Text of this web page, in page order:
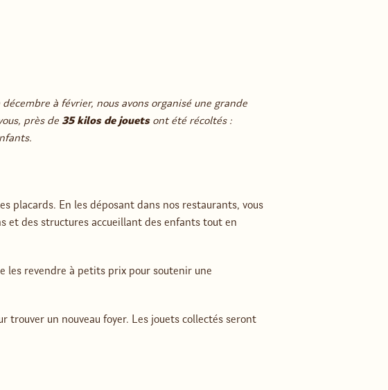
à février, nous avons organisé une grande
près de 35 kilos de jouetsont été récoltés :
placards. En les déposant dans nos restaurants, vous
et des structures accueillant des enfants tout en
revendre à petits prix pour soutenir une
trouver un nouveau foyer. Les jouets collectés seront